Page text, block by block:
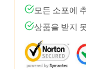
모든 소포에
상품을 받지